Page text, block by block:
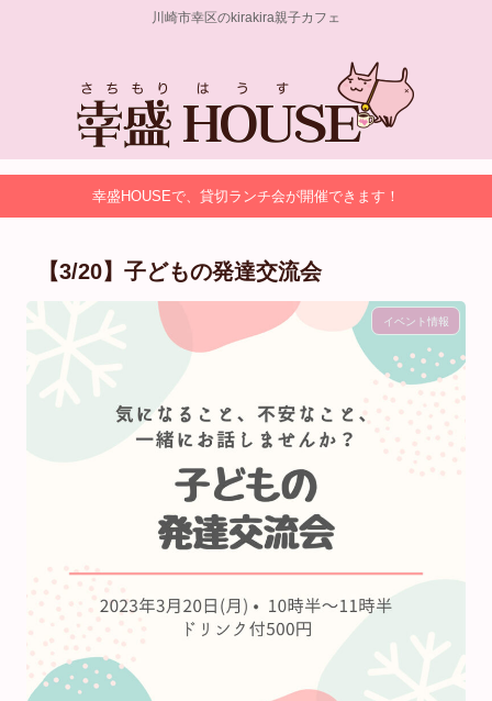
川崎市幸区のkirakira親子カフェ
幸盛HOUSEで、貸切ランチ会が開催できます！
【3/20】子どもの発達交流会
イベント情報